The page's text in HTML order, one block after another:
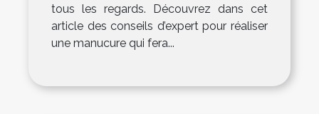
tous les regards. Découvrez dans cet
article des conseils d’expert pour réaliser
une manucure qui fera...